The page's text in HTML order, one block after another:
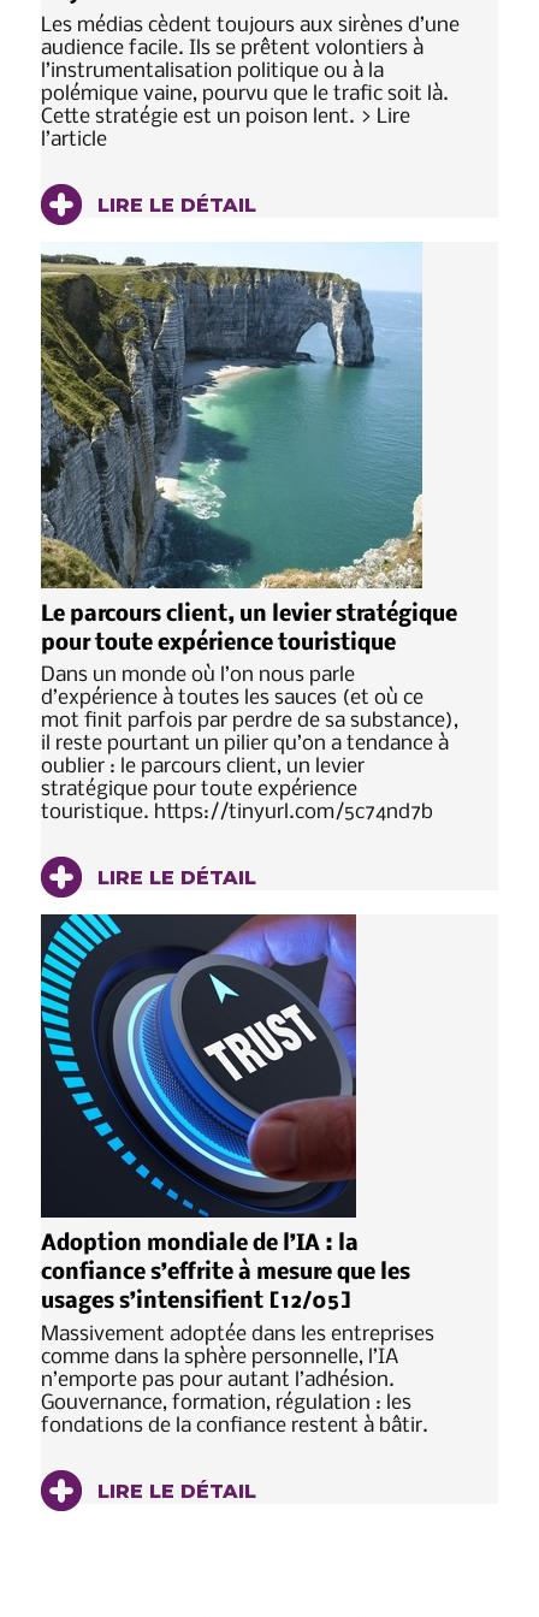
Les médias cèdent toujours aux sirènes d’une
audience facile. Ils se prêtent volontiers à
l’instrumentalisation politique ou à la
polémique vaine, pourvu que le trafic soit là.
Cette stratégie est un poison lent. > Lire
l’article
LIRE LE DÉTAIL
Le parcours client, un levier stratégique
pour toute expérience touristique
Dans un monde où l’on nous parle
d’expérience à toutes les sauces (et où ce
mot finit parfois par perdre de sa substance),
il reste pourtant un pilier qu’on a tendance à
oublier : le parcours client, un levier
stratégique pour toute expérience
touristique. https://tinyurl.com/5c74nd7b
LIRE LE DÉTAIL
Adoption mondiale de l’IA : la
confiance s’effrite à mesure que les
usages s’intensifient [12/05]
Massivement adoptée dans les entreprises
comme dans la sphère personnelle, l’IA
n’emporte pas pour autant l’adhésion.
Gouvernance, formation, régulation : les
fondations de la confiance restent à bâtir.
LIRE LE DÉTAIL